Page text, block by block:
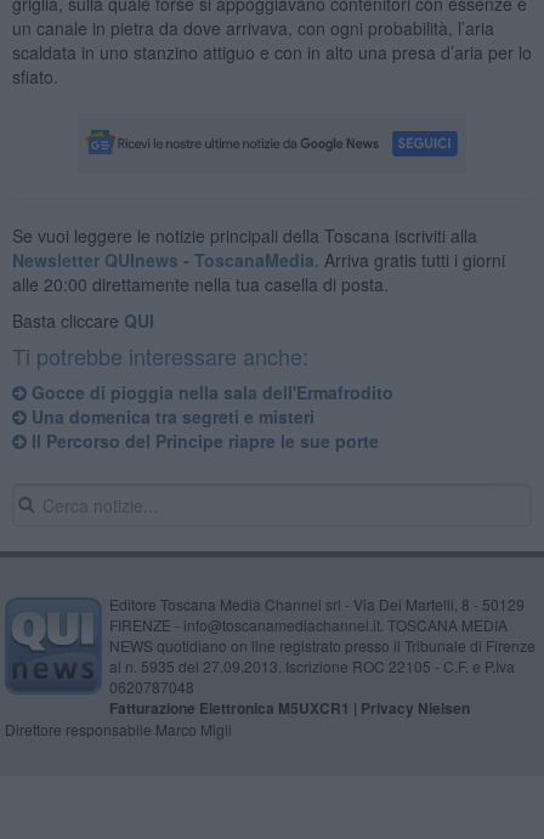
un canale in pietra da dove arrivava, con ogni probabilità, l’aria
scaldata in uno stanzino attiguo e con in alto una presa d’aria per lo
sfiato.
Se vuoi leggere le notizie principali della Toscana iscriviti alla
Newsletter QUInews - ToscanaMedia. Arriva gratis tutti i giorni
alle 20:00 direttamente nella tua casella di posta.
Basta cliccare QUI
Ti potrebbe interessare anche:
Gocce di pioggia nella sala dell'Ermafrodito
Una domenica tra segreti e misteri
Il Percorso del Principe riapre le sue porte
Editore Toscana Media Channel srl - Via Dei Martelli, 8 - 50129
FIRENZE - info@toscanamediachannel.it. TOSCANA MEDIA
NEWS quotidiano on line registrato presso il Tribunale di Firenze
al n. 5935 del 27.09.2013. Iscrizione ROC 22105 - C.F. e P.Iva
0620787048
Fatturazione Elettronica M5UXCR1 | Privacy Nielsen
Direttore responsabile Marco Migli